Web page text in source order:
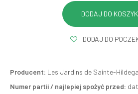
DODAJ DO
Producent: Les Jardins de Sainte-
Numer partii / najlepiej spożyć przed: